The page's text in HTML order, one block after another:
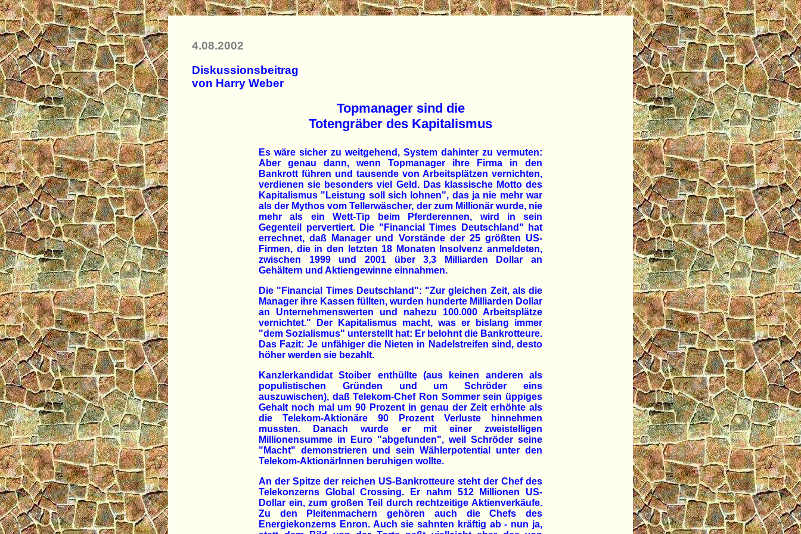
4.08.2002
Diskussionsbeitrag
von Harry Weber
Topmanager sind die
Totengräber des Kapitalismus
Es wäre sicher zu weitgehend, System dahinter zu vermuten:
Aber genau dann, wenn Topmanager ihre Firma in den
Bankrott führen und tausende von Arbeitsplätzen vernichten,
verdienen sie besonders viel Geld. Das klassische Motto des
Kapitalismus "Leistung soll sich lohnen", das ja nie mehr war
als der Mythos vom Tellerwäscher, der zum Millionär wurde, nie
mehr als ein Wett-Tip beim Pferderennen, wird in sein
Gegenteil pervertiert. Die "Financial Times Deutschland" hat
errechnet, daß Manager und Vorstände der 25 größten US-
Firmen, die in den letzten 18 Monaten Insolvenz anmeldeten,
zwischen 1999 und 2001 über 3,3 Milliarden Dollar an
Gehältern und Aktiengewinne einnahmen.
Die "Financial Times Deutschland": "Zur gleichen Zeit, als die
Manager ihre Kassen füllten, wurden hunderte Milliarden Dollar
an Unternehmenswerten und nahezu 100.000 Arbeitsplätze
vernichtet." Der Kapitalismus macht, was er bislang immer
"dem Sozialismus" unterstellt hat: Er belohnt die Bankrotteure.
Das Fazit: Je unfähiger die Nieten in Nadelstreifen sind, desto
höher werden sie bezahlt.
Kanzlerkandidat Stoiber enthüllte (aus keinen anderen als
populistischen Gründen und um Schröder eins
auszuwischen), daß Telekom-Chef Ron Sommer sein üppiges
Gehalt noch mal um 90 Prozent in genau der Zeit erhöhte als
die Telekom-Aktionäre 90 Prozent Verluste hinnehmen
mussten. Danach wurde er mit einer zweistelligen
Millionensumme in Euro "abgefunden", weil Schröder seine
"Macht" demonstrieren und sein Wählerpotential unter den
Telekom-AktionärInnen beruhigen wollte.
An der Spitze der reichen US-Bankrotteure steht der Chef des
Telekonzerns Global Crossing. Er nahm 512 Millionen US-
Dollar ein, zum großen Teil durch rechtzeitige Aktienverkäufe.
Zu den Pleitenmachern gehören auch die Chefs des
Energiekonzerns Enron. Auch sie sahnten kräftig ab - nun ja,